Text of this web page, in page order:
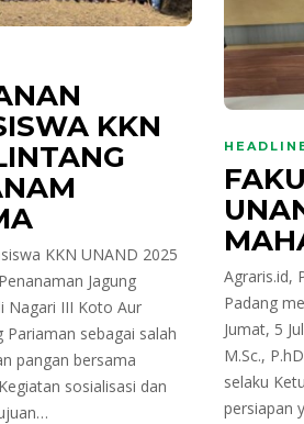
KKN
KKN UNAND 2025
Jagung
Nagari III Koto Aur
sebagai salah
pangan bersama
sosialisasi dan
Agraris.id,
Padang
Jumat, 5
M.Sc.,
selaku
persiapan